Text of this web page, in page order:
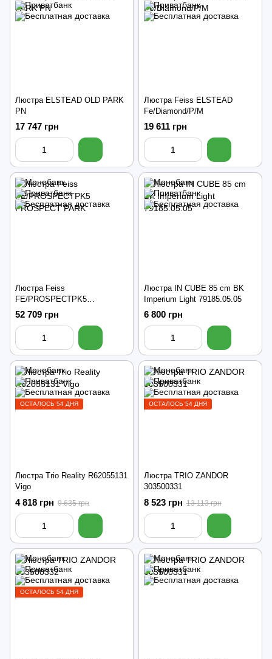
Люстра ELSTEAD OLD PARK
PN
17 747 грн
Люстра Feiss ELSTEAD
Fe/Diamond/P/M
19 611 грн
Люстра Feiss
FE/PROSPECTPK5
PROSPECT PARK
52 709 грн
Люстра IN CUBE 85 cm BK
Imperium Light 79185.05.05
6 800 грн
ОСТАЛОСЬ 54 ДНЯ
Люстра Trio Reality R62055131
Vigo
4 818 грн 9 635 грн
ОСТАЛОСЬ 54 ДНЯ
Люстра TRIO ZANDOR
303500331
8 523 грн 13 113 грн
ОСТАЛОСЬ 54 ДНЯ